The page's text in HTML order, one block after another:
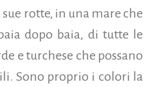
rotte, in una mare che
dopo baia, di tutte le
e turchese che possano
Sono proprio i colori la